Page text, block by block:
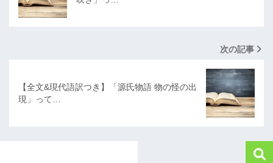
次の記事
【全文&現代語訳つき】「源氏物語 物の怪の出
現」って…